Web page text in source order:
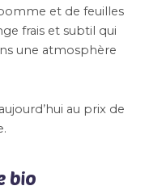
et de feuilles
frais et subtil qui
une atmosphère
au prix de
bio